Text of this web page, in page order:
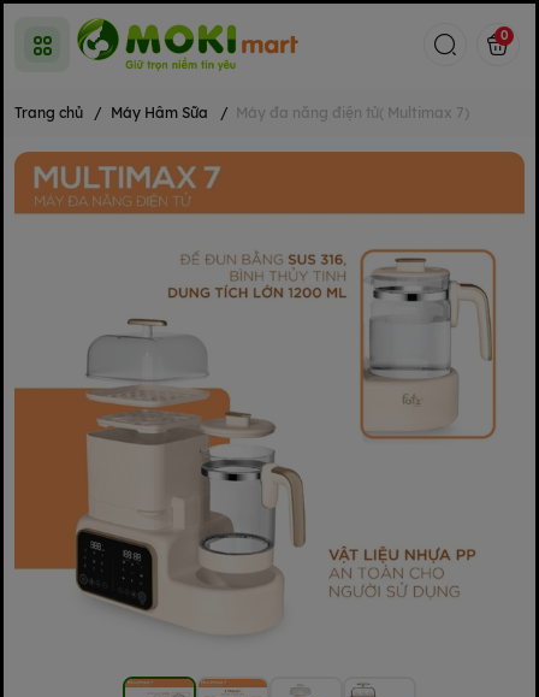
0
Trang chủ / Máy Hâm Sữa / Máy đa năng điện tử( Multimax 7)